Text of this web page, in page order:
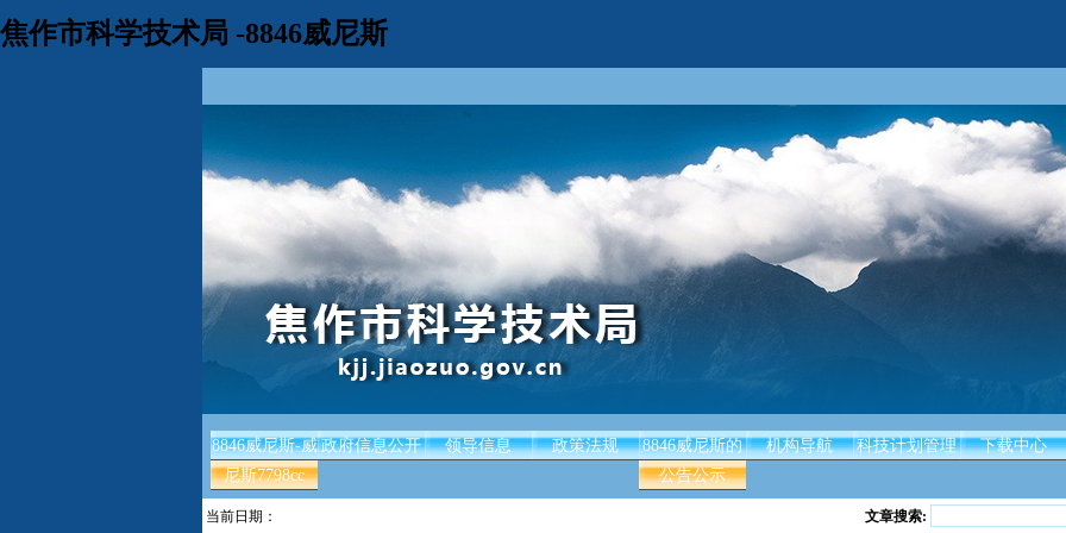
焦作市科学技术局 -8846威尼斯
8846威尼斯-威
尼斯7798cc
政府信息公开 领导信息 政策法规
8846威尼斯的
公告公示
机构导航 科技计划管理 下载中心
当前日期： 文章搜索: